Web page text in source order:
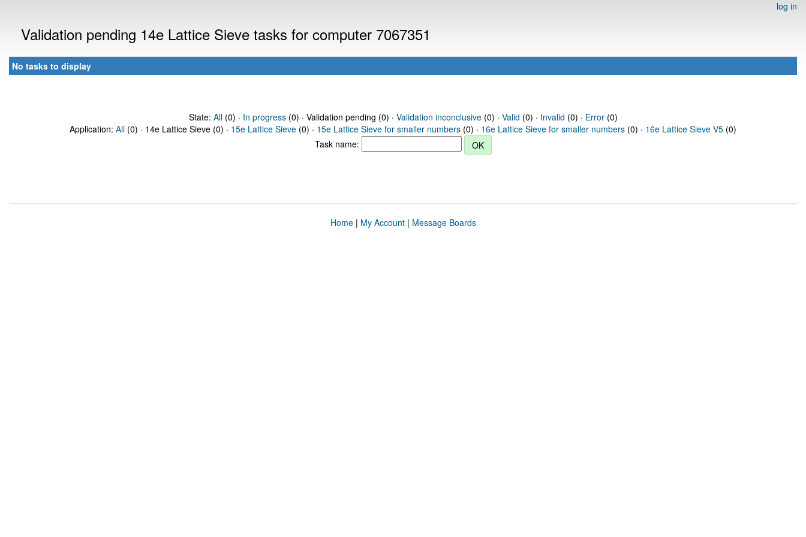
log in
Validation pending 14e Lattice Sieve tasks for computer 7067351
No tasks to display
State: All(0) · In progress(0) · Validation pending (0) · Validation inconclusive(0) · Valid (0) · Invalid (0) · Error(0)
Application: All (0) · 14e Lattice Sieve (0) · 15e Lattice Sieve (0) · 15e Lattice Sieve for smaller numbers (0) · 16e Lattice Sieve for smaller numbers (0) · 16e Lattice Sieve V5 (0)
Task name:
Home| My Account| Message Boards